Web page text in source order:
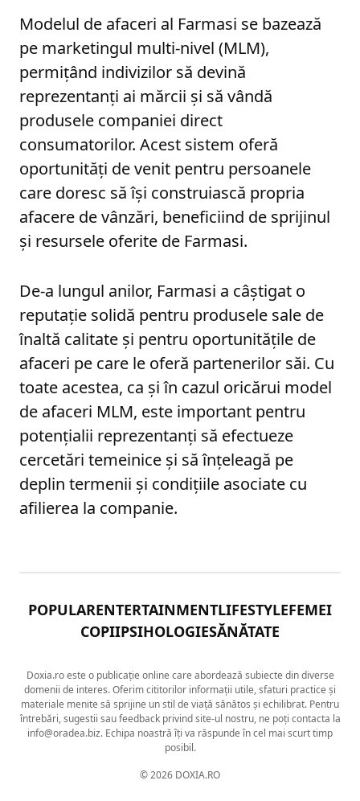
Modelul de afaceri al Farmasi se bazează
pe marketingul multi-nivel (MLM),
permițând indivizilor să devină
reprezentanți ai mărcii și să vândă
produsele companiei direct
consumatorilor. Acest sistem oferă
oportunități de venit pentru persoanele
care doresc să își construiască propria
afacere de vânzări, beneficiind de sprijinul
și resursele oferite de Farmasi.
De-a lungul anilor, Farmasi a câștigat o
reputație solidă pentru produsele sale de
înaltă calitate și pentru oportunitățile de
afaceri pe care le oferă partenerilor săi. Cu
toate acestea, ca și în cazul oricărui model
de afaceri MLM, este important pentru
potențialii reprezentanți să efectueze
cercetări temeinice și să înțeleagă pe
deplin termenii și condițiile asociate cu
afilierea la companie.
POPULARENTERTAINMENTLIFESTYLEFEMEI
COPIIPSIHOLOGIESĂNĂTATE
Doxia.ro este o publicație online care abordează subiecte din diverse
domenii de interes. Oferim cititorilor informații utile, sfaturi practice și
materiale menite să sprijine un stil de viață sănătos și echilibrat. Pentru
întrebări, sugestii sau feedback privind site-ul nostru, ne poți contacta la
info@oradea.biz. Echipa noastră îți va răspunde în cel mai scurt timp
posibil.
© 2026 DOXIA.RO